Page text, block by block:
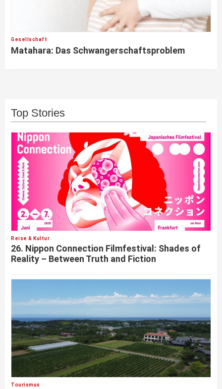
Gesellschaft
Matahara: Das Schwangerschaftsproblem
Top Stories
Reise & Kultur
26. Nippon Connection Filmfestival: Shades of
Reality – Between Truth and Fiction
Tourismus